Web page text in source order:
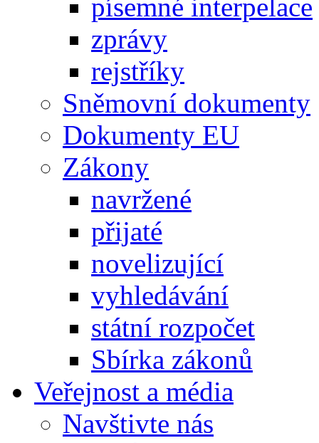
písemné interpelace
zprávy
rejstříky
Sněmovní dokumenty
Dokumenty EU
Zákony
navržené
přijaté
novelizující
vyhledávání
státní rozpočet
Sbírka zákonů
Veřejnost a média
Navštivte nás